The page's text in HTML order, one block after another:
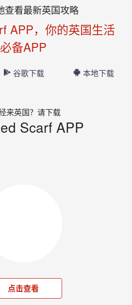
查看最新英国攻略
APP，你的英国生活
必备APP
谷歌下载 本地下载
来英国？请下载
Scarf APP
点击查看